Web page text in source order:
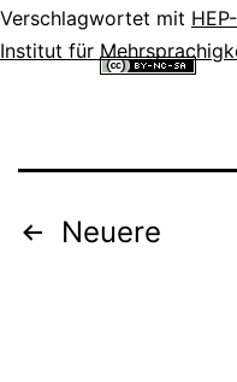
Verschlagwortet mit
Institut für
Neuere